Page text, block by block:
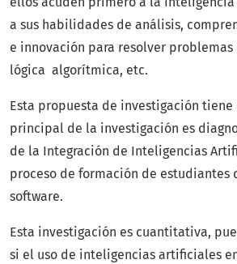
a sus habilidades de análisis,
e innovación para resolver
lógica algorítmica, etc.
Esta propuesta de investigación
principal de la investigación es
de la Integración de Inteligencias
proceso de formación de estudiantes
software.
Esta investigación es cuantitativa,
si el uso de inteligencias artificiales